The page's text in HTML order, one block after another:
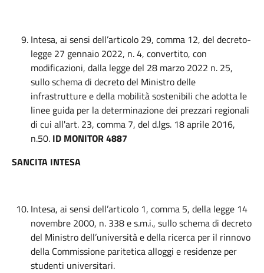
Intesa, ai sensi dell’articolo 29, comma 12, del decreto-
legge 27 gennaio 2022, n. 4, convertito, con
modificazioni, dalla legge del 28 marzo 2022 n. 25,
sullo schema di decreto del Ministro delle
infrastrutture e della mobilità sostenibili che adotta le
linee guida per la determinazione dei prezzari regionali
di cui all'art. 23, comma 7, del d.lgs. 18 aprile 2016,
n.50. ID MONITOR 4887
SANCITA INTESA
Intesa, ai sensi dell’articolo 1, comma 5, della legge 14
novembre 2000, n. 338 e s.m.i., sullo schema di decreto
del Ministro dell’università e della ricerca per il rinnovo
della Commissione paritetica alloggi e residenze per
studenti universitari.